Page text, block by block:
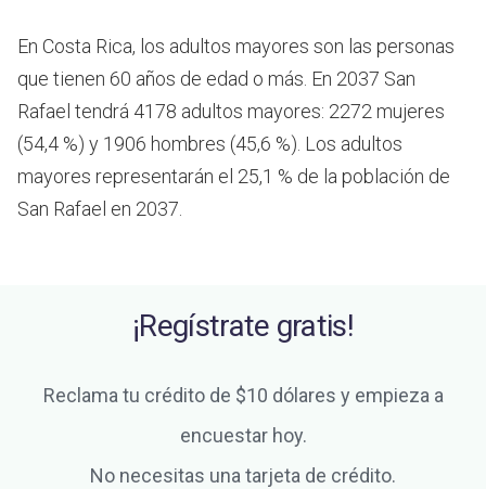
En Costa Rica, los adultos mayores son las personas
que tienen 60 años de edad o más. En 2037 San
Rafael tendrá 4178 adultos mayores: 2272 mujeres
(54,4 %) y 1906 hombres (45,6 %). Los adultos
mayores representarán el 25,1 % de la población de
San Rafael en 2037.
¡Regístrate gratis!
Reclama tu crédito de $10 dólares y empieza a
encuestar hoy.
No necesitas una tarjeta de crédito.